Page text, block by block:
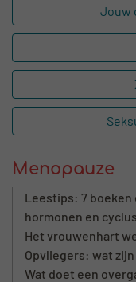
Jouw
Menopauze
Leestips: 7
hormonen en cyclus
Het vrouwenhart
Opvliegers: wat
Wat doet een